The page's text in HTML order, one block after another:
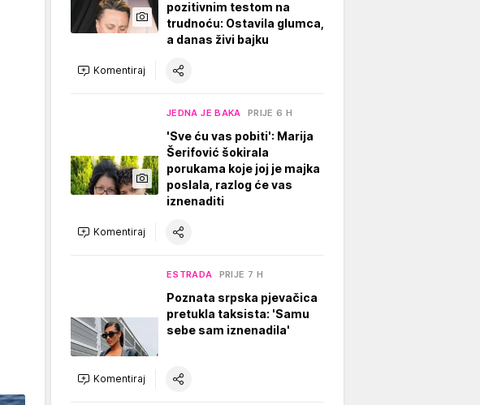
pozitivnim testom na
trudnoću: Ostavila glumca,
a danas živi bajku
Komentiraj
JEDNA JE BAKA PRIJE 6 H
'Sve ću vas pobiti': Marija
Šerifović šokirala
porukama koje joj je majka
poslala, razlog će vas
iznenaditi
Komentiraj
ESTRADA PRIJE 7 H
Poznata srpska pjevačica
pretukla taksista: 'Samu
sebe sam iznenadila'
Komentiraj